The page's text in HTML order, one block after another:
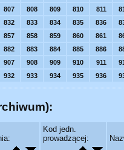
807 808 809 810 811
832 833 834 835 836
857 858 859 860 861
882 883 884 885 886
907 908 909 910 911
932 933 934 935 936
Kod jedn.
prowadzącej: